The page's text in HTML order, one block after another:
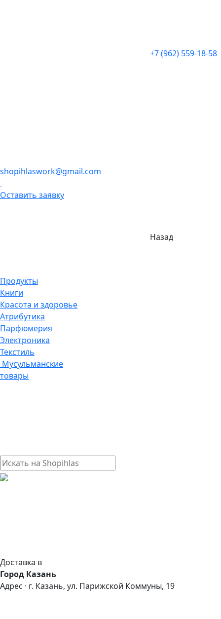
+7 (962) 559-18-58
shopihlaswork@gmail.com
Оставить заявку
Назад
Продукты
Книги
Красота и здоровье
Атрибутика
Парфюмерия
Электроника
Текстиль
Мусульманские
товары
Доставка в
Город Казань
Адрес · г. Казань, ул. Парижской Коммуны, 19